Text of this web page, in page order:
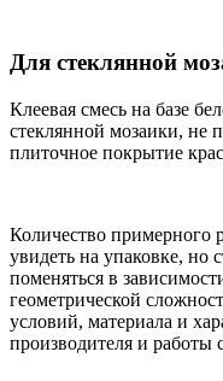
Для стеклянной
Клеевая смесь на базе
стеклянной мозаики, не
плиточное покрытие
Количество примерного
увидеть на упаковке, но
поменяться в
геометрической
условий, материала и
производителя и работы